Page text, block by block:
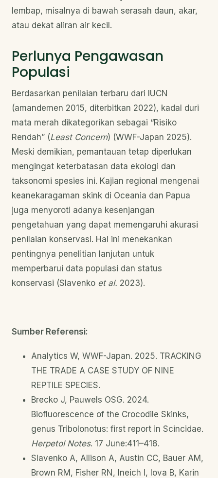
lembap, misalnya di bawah serasah daun, akar,
atau dekat aliran air kecil.
Perlunya Pengawasan
Populasi
Berdasarkan penilaian terbaru dari IUCN
(amandemen 2015, diterbitkan 2022), kadal duri
mata merah dikategorikan sebagai “Risiko
Rendah” (Least Concern) (WWF-Japan 2025).
Meski demikian, pemantauan tetap diperlukan
mengingat keterbatasan data ekologi dan
taksonomi spesies ini. Kajian regional mengenai
keanekaragaman skink di Oceania dan Papua
juga menyoroti adanya kesenjangan
pengetahuan yang dapat memengaruhi akurasi
penilaian konservasi. Hal ini menekankan
pentingnya penelitian lanjutan untuk
memperbarui data populasi dan status
konservasi (Slavenko et al. 2023).
Sumber Referensi:
Analytics W, WWF-Japan. 2025. TRACKING
THE TRADE A CASE STUDY OF NINE
REPTILE SPECIES.
Brecko J, Pauwels OSG. 2024.
Biofluorescence of the Crocodile Skinks,
genus Tribolonotus: first report in Scincidae.
Herpetol Notes. 17 June:411–418.
Slavenko A, Allison A, Austin CC, Bauer AM,
Brown RM, Fisher RN, Ineich I, Iova B, Karin